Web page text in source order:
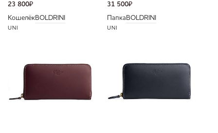
23 800₽
КошелёкBOLDRINI
UNI
31 500₽
Папка BOLDRINI
UNI